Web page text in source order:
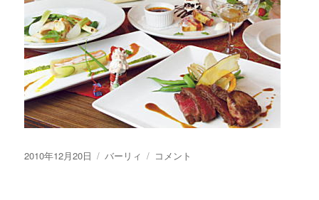
投
2010年12月20日
カ
バーリィ
【画
コメント